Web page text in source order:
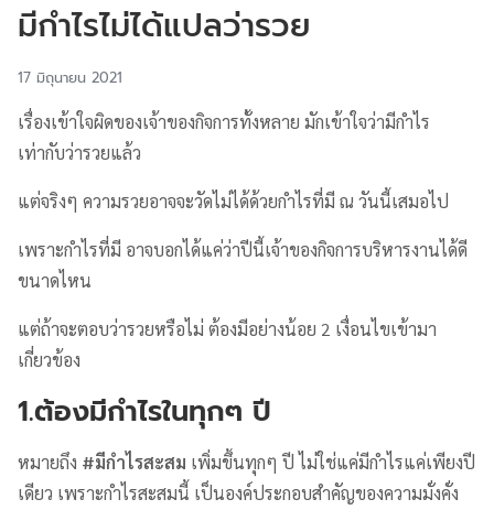
มีกำไรไม่ได้แปลว่ารวย
17 มิถุนายน 2021
เรื่องเข้าใจผิดของเจ้าของกิจการทั้งหลาย มักเข้าใจว่ามีกำไร
เท่ากับว่ารวยแล้ว
แต่จริงๆ ความรวยอาจจะวัดไม่ได้ด้วยกำไรที่มี ณ วันนี้เสมอไป
เพราะกำไรที่มี อาจบอกได้แค่ว่าปีนี้เจ้าของกิจการบริหารงานได้ดี
ขนาดไหน
แต่ถ้าจะตอบว่ารวยหรือไม่ ต้องมีอย่างน้อย 2 เงื่อนไขเข้ามา
เกี่ยวข้อง
1.ต้องมีกำไรในทุกๆ ปี
หมายถึง #มีกำไรสะสม เพิ่มขึ้นทุกๆ ปี ไม่ใช่แค่มีกำไรแค่เพียงปี
เดียว เพราะกำไรสะสมนี้ เป็นองค์ประกอบสำคัญของความมั่งคั่ง